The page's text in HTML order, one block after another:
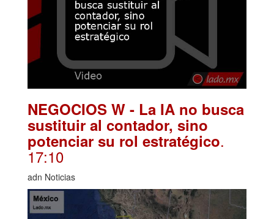
NEGOCIOS W - La IA no busca
sustituir al contador, sino
potenciar su rol estratégico.
17:10
adn Noticias